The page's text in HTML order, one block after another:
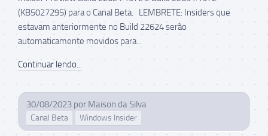
(KB5027295) para o Canal Beta. LEMBRETE: Insiders que
estavam anteriormente no Build 22624 serão
automaticamente movidos para...
Continuar lendo...
30/08/2023 por Maison da Silva
Canal Beta Windows Insider